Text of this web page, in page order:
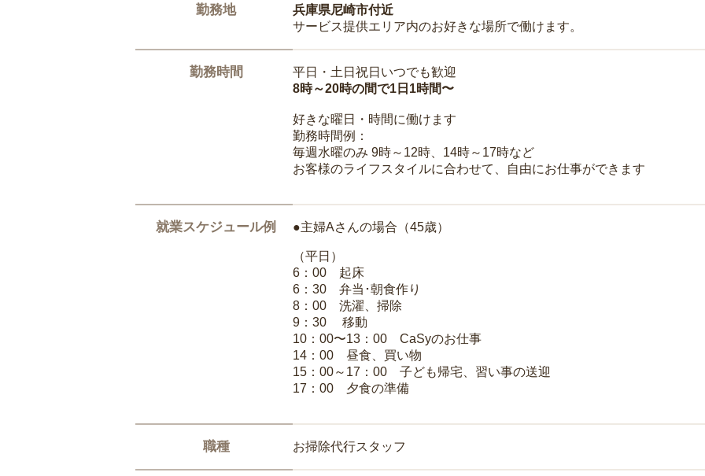
勤務地
兵庫県尼崎市付近
サービス提供エリア内のお好きな場所で働けます。
勤務時間
平日・土日祝日いつでも歓迎
8時～20時の間で1日1時間〜
好きな曜日・時間に働けます
勤務時間例：
毎週水曜のみ 9時～12時、14時～17時など
お客様のライフスタイルに合わせて、自由にお仕事ができます
就業スケジュール例 ●主婦Aさんの場合（45歳）
（平日）
6：00 起床
6：30 弁当･朝食作り
8：00 洗濯、掃除
9：30 移動
10：00〜13：00 CaSyのお仕事
14：00 昼食、買い物
15：00～17：00 子ども帰宅、習い事の送迎
17：00 夕食の準備
職種 お掃除代行スタッフ